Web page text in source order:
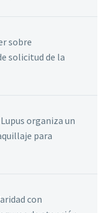
sobre
solicitud de la
organiza un
para
con